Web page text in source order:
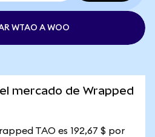
WTAO A WOO
mercado de Wrapped
TAO es 192,67 $ por